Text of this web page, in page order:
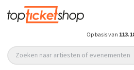
Op basis van
Zoeken naar artiesten of evenementen